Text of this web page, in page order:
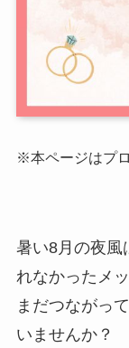
※本ページはプ
暑い8月の夜風
れなかったメ
まだつながっ
いませんか？